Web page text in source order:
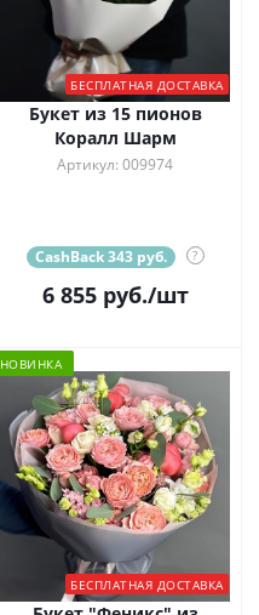
БЕСПЛАТНАЯ ДОСТАВКА
Букет из 15 пионов
Коралл Шарм
Артикул: 009974
CashBack 343 руб. ?
6 855руб./шт
НОВИНКА
БЕСПЛАТНАЯ ДОСТАВКА